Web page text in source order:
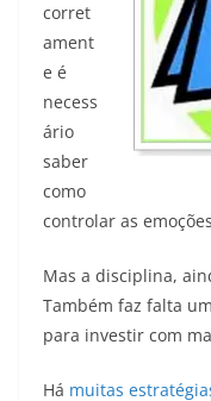
corret
ament
e é
necess
ário
saber
como
controlar as
Mas a disciplina,
Também faz falta
para investir com
Há muitas